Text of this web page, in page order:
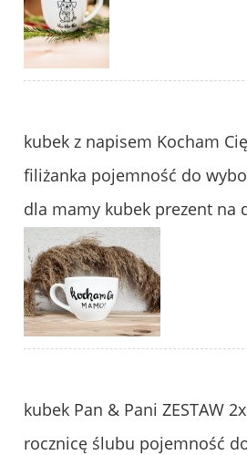
kubek z napisem Kocham
filiżanka pojemność do
dla mamy kubek prezent na
kubek Pan & Pani ZESTAW
rocznicę ślubu pojemność